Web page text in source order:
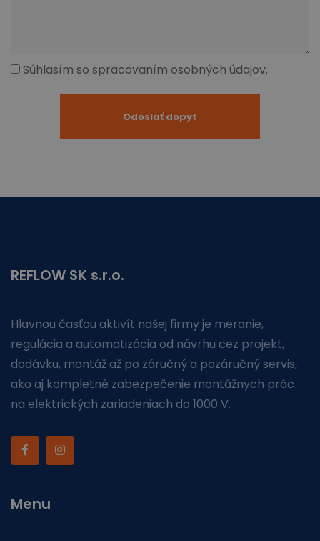
Súhlasím so spracovaním osobných údajov.
REFLOW SK s.r.o.
Hlavnou časťou aktivít našej firmy je meranie,
regulácia a automatizácia od návrhu cez projekt,
dodávku, montáž až po záručný a pozáručný servis,
ako aj kompletné zabezpečenie montážnych prác
na elektrických zariadeniach do 1000 V.
Menu